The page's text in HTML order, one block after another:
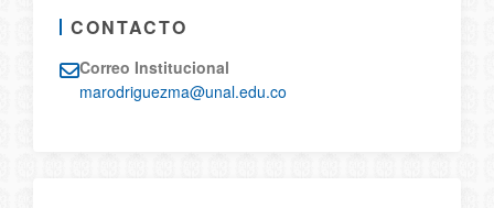
CONTACTO
Correo Institucional
marodriguezma@unal.edu.co